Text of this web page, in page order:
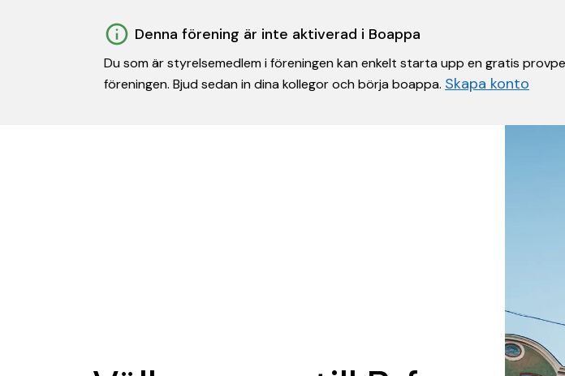
Denna förening är inte aktiverad i Boappa
Du som är styrelsemedlem i föreningen kan enkelt starta upp en gratis
föreningen. Bjud sedan in dina kollegor och börja boappa. Skapa konto